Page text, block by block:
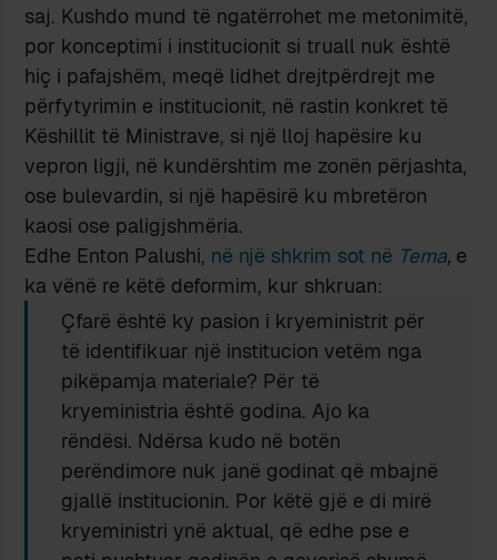
saj. Kushdo mund të ngatërrohet me metonimitë,
por konceptimi i institucionit si truall nuk është
hiç i pafajshëm, meqë lidhet drejtpërdrejt me
përfytyrimin e institucionit, në rastin konkret të
Këshillit të Ministrave, si një lloj hapësire ku
vepron ligji, në kundërshtim me zonën përjashta,
ose bulevardin, si një hapësirë ku mbretëron
kaosi ose paligjshmëria.
Edhe Enton Palushi, në një shkrim sot në Tema, e
ka vënë re këtë deformim, kur shkruan:
Çfarë është ky pasion i kryeministrit për
të identifikuar një institucion vetëm nga
pikëpamja materiale? Për të
kryeministria është godina. Ajo ka
rëndësi. Ndërsa kudo në botën
perëndimore nuk janë godinat që mbajnë
gjallë institucionin. Por këtë gjë e di mirë
kryeministri ynë aktual, që edhe pse e